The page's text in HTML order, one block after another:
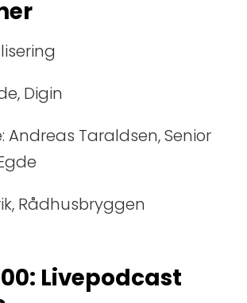
Digin
Andreas Taraldsen, Senior
Rådhusbryggen
Livepodcast